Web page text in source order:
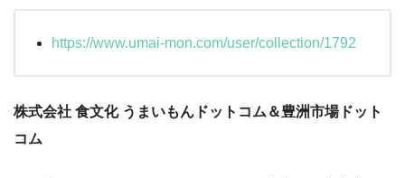
https://www.umai-mon.com/user/collection/1792
株式会社 食文化 うまいもんドットコム＆豊洲市場ドット
コム